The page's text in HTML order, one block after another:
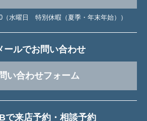
水曜日 特別休暇（夏季・年末年始））
ールでお問い合わせ
い合わせフォーム
で来店予約・相談予約